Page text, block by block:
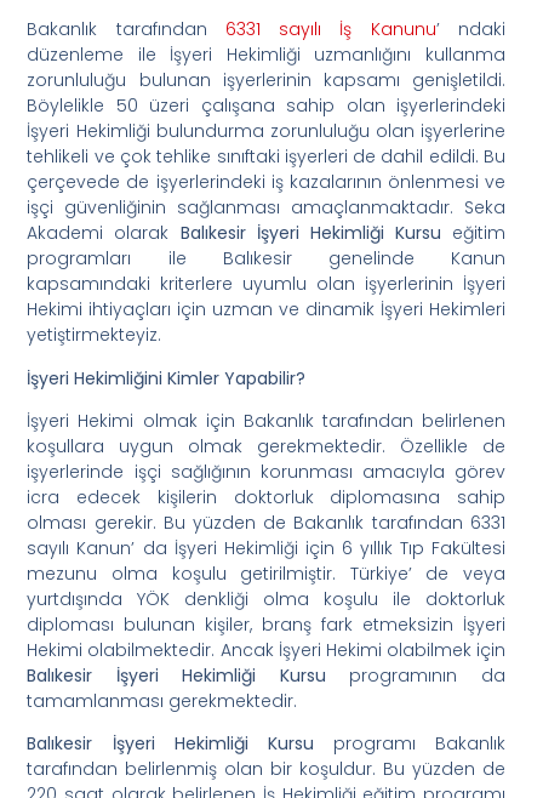
Bakanlık tarafından 6331 sayılı İş Kanunu’ ndaki
düzenleme ile İşyeri Hekimliği uzmanlığını kullanma
zorunluluğu bulunan işyerlerinin kapsamı genişletildi.
Böylelikle 50 üzeri çalışana sahip olan işyerlerindeki
İşyeri Hekimliği bulundurma zorunluluğu olan işyerlerine
tehlikeli ve çok tehlike sınıftaki işyerleri de dahil edildi. Bu
çerçevede de işyerlerindeki iş kazalarının önlenmesi ve
işçi güvenliğinin sağlanması amaçlanmaktadır. Seka
Akademi olarak Balıkesir İşyeri Hekimliği Kursu eğitim
programları ile Balıkesir genelinde Kanun
kapsamındaki kriterlere uyumlu olan işyerlerinin İşyeri
Hekimi ihtiyaçları için uzman ve dinamik İşyeri Hekimleri
yetiştirmekteyiz.
İşyeri Hekimliğini Kimler Yapabilir?
İşyeri Hekimi olmak için Bakanlık tarafından belirlenen
koşullara uygun olmak gerekmektedir. Özellikle de
işyerlerinde işçi sağlığının korunması amacıyla görev
icra edecek kişilerin doktorluk diplomasına sahip
olması gerekir. Bu yüzden de Bakanlık tarafından 6331
sayılı Kanun’ da İşyeri Hekimliği için 6 yıllık Tıp Fakültesi
mezunu olma koşulu getirilmiştir. Türkiye’ de veya
yurtdışında YÖK denkliği olma koşulu ile doktorluk
diploması bulunan kişiler, branş fark etmeksizin İşyeri
Hekimi olabilmektedir. Ancak İşyeri Hekimi olabilmek için
Balıkesir İşyeri Hekimliği Kursu programının da
tamamlanması gerekmektedir.
Balıkesir İşyeri Hekimliği Kursu programı Bakanlık
tarafından belirlenmiş olan bir koşuldur. Bu yüzden de